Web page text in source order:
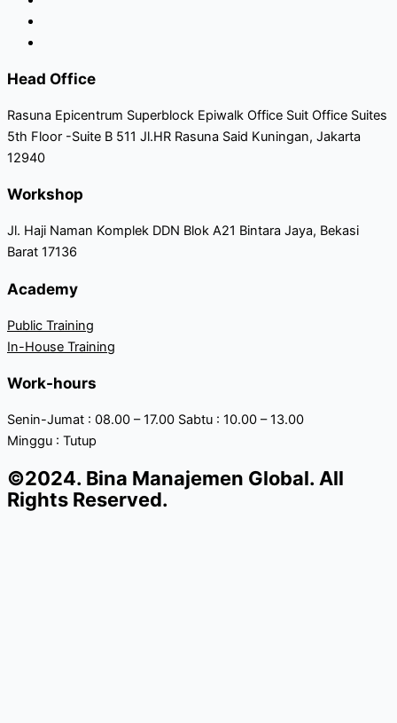
Head Office
Rasuna Epicentrum Superblock Epiwalk Office Suit Office Suites
5th Floor -Suite B 511 Jl.HR Rasuna Said Kuningan, Jakarta
12940
Workshop
Jl. Haji Naman Komplek DDN Blok A21 Bintara Jaya, Bekasi
Barat 17136
Academy
Public Training
In-House Training
Work-hours
Senin-Jumat : 08.00 – 17.00 Sabtu : 10.00 – 13.00
Minggu : Tutup
©2024. Bina Manajemen Global. All
Rights Reserved.